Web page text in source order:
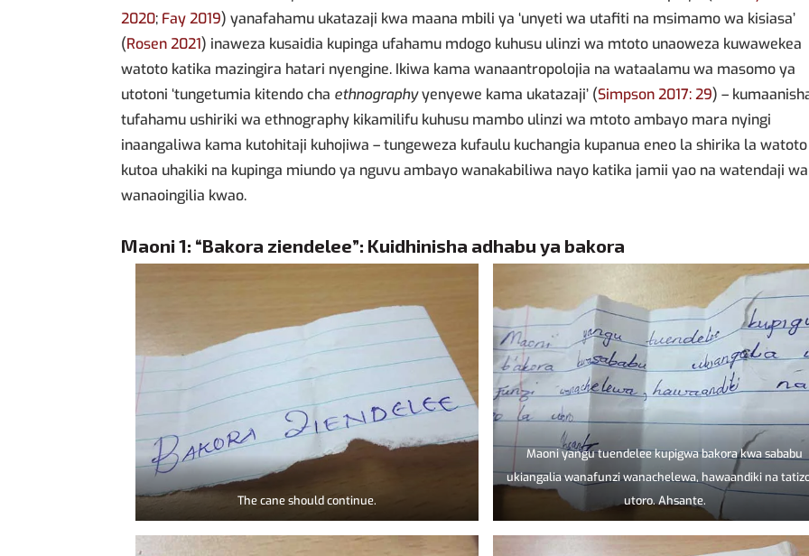
2020; Fay 2019) yanafahamu ukatazaji kwa maana mbili ya ‘unyeti wa utafiti na msimamo wa kisiasa’
(Rosen 2021) inaweza kusaidia kupinga ufahamu mdogo kuhusu ulinzi wa mtoto unaoweza kuwawekea
watoto katika mazingira hatari nyengine. Ikiwa kama wanaantropolojia na wataalamu wa masomo ya
utotoni ‘tungetumia kitendo cha ethnographyyenyewe kama ukatazaji’ (Simpson 2017: 29) –
tufahamu ushiriki wa ethnography kikamilifu kuhusu mambo ulinzi wa mtoto ambayo mara nyingi
inaangaliwa kama kutohitaji kuhojiwa – tungeweza kufaulu kuchangia kupanua eneo la shirika la watoto
kutoa uhakiki na kupinga miundo ya nguvu ambayo wanakabiliwa nayo katika jamii yao na watendaji
wanaoingilia kwao.
Maoni 1: “Bakora ziendelee”: Kuidhinisha adhabu ya bakora
The cane should continue.
Maoni yangu tuendelee kupigwa bakora kwa sababu
ukiangalia wanafunzi wanachelewa, hawaandiki na
utoro. Ahsante.